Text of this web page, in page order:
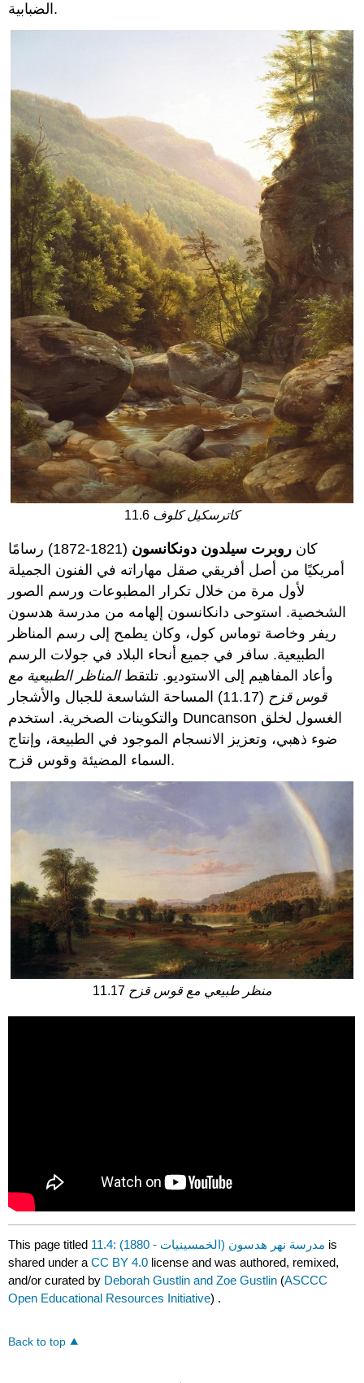
الضبابية.
11.6 كاترسكيل كلوف
كان روبرت سيلدون دونكانسون
(1821-1872) رسامًا
أمريكيًا من أصل أفريقي صقل مهاراته في الفنون الجميلة
لأول مرة من خلال تكرار المطبوعات ورسم الصور
الشخصية. استوحى دانكانسون إلهامه من مدرسة هدسون
ريفر وخاصة توماس كول، وكان يطمح إلى رسم المناظر
الطبيعية. سافر في جميع أنحاء البلاد في جولات الرسم
وأعاد المفاهيم إلى الاستوديو. تلتقطالمناظر الطبيعية مع
قوس قزح
(11.17) المساحة الشاسعة للجبال والأشجار
والتكوينات الصخرية. استخدم Duncanson الغسول لخلق
ضوء ذهبي، وتعزيز الانسجام الموجود في الطبيعة، وإنتاج
السماء المضيئة وقوس قزح.
11.17 منظر طبيعي مع قوس قزح
This page titled 11.4: مدرسة نهر هدسون (الخمسينيات - 1880) is
shared under aCC BY 4.0 license and was authored, remixed,
and/or curated by Deborah Gustlin and Zoe Gustlin (ASCCC
Open Educational Resources Initiative) .
Back to top